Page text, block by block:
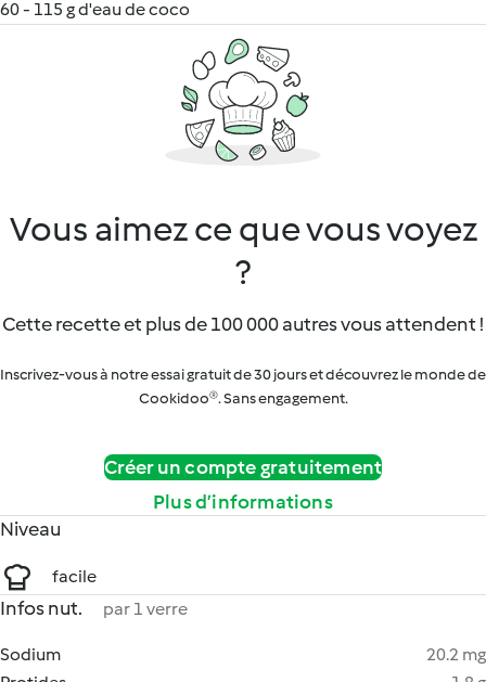
60 - 115 g d'eau de coco
Vous aimez ce que vous voyez
?
Cette recette et plus de 100 000 autres vous attendent !
Inscrivez-vous à notre essai gratuit de 30 jours et découvrez le monde de
Cookidoo®. Sans engagement.
Créer un compte gratuitement
Plus d’informations
Niveau
facile
Infos nut. par 1 verre
Sodium
20.2 mg